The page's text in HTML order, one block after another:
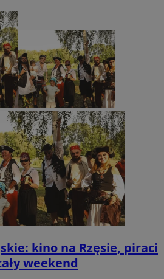
kino na Rzęsie, piraci
weekend